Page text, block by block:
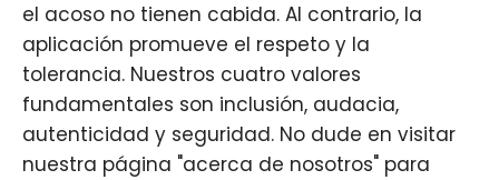
el acoso no tienen cabida. Al contrario, la
aplicación promueve el respeto y la
tolerancia. Nuestros cuatro valores
fundamentales son inclusión, audacia,
autenticidad y seguridad. No dude en visitar
nuestra página "acerca de nosotros" para